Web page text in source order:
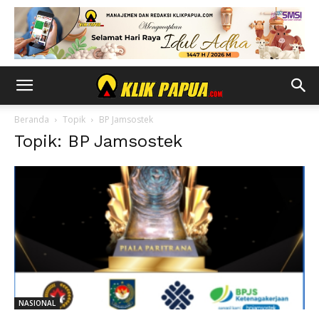
Beranda Topik BP Jamsostek
Topik: BP Jamsostek
NASIONAL